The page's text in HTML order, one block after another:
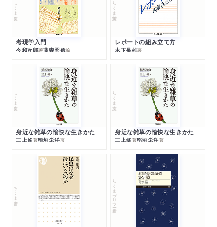
ちくま文庫
考現学入門
今和次郎著藤森照信編
ちくま学芸文庫
レポートの組み立て方
木下是雄著
ちくま文庫
身近な雑草の愉快な生きかた
三上修著稲垣栄洋著
ちくま文庫
身近な雑草の愉快な生きかた
三上修著稲垣栄洋著
ちくま新書 ちくまプリマー新書